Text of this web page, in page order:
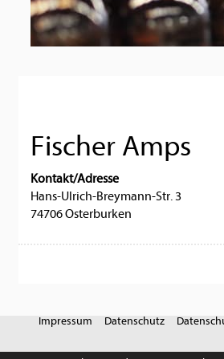
Fischer Amps
Kontakt/Adresse
Hans-Ulrich-Breymann-Str. 3
74706 Osterburken
Impressum Datenschutz